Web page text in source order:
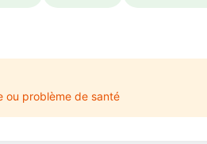
ou problème de santé